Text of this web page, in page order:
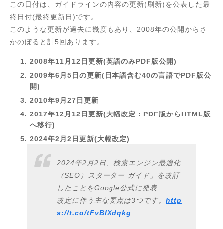
この日付は、ガイドラインの内容の更新(刷新)を公表した最
終日付(最終更新日)です。
このような更新が過去に幾度もあり、2008年の公開からさ
かのぼると計5回あります。
2008年11月12日更新(英語のみPDF版公開)
2009年6月5日の更新(日本語含む40の言語でPDF版公
開)
2010年9月27日更新
2017年12月12日更新(大幅改定：PDF版からHTML版
へ移行)
2024年2月2日更新(大幅改定)
2024年2月2日、検索エンジン最適化
（SEO）スターター ガイド」を改訂
したことをGoogle公式に発表
改定に伴う主な要点は3つです。 http
s://t.co/tFvBIXdqkg